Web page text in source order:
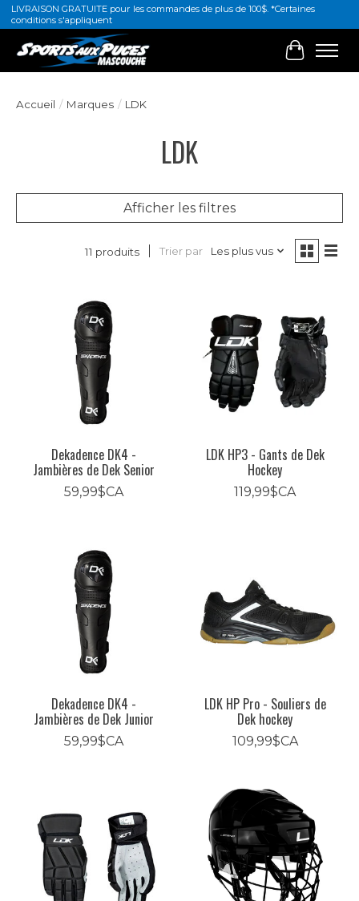
LIVRAISON GRATUITE pour les commandes de plus de 100$. *Certaines
conditions s'appliquent
Panier
Accueil / Marques / LDK
LDK
Afficher les filtres
11 produits Trier par Les plus vus
Dekadence DK4 -
Jambières de Dek Senior
59,99$CA
LDK HP3 - Gants de Dek
Hockey
119,99$CA
Dekadence DK4 -
Jambières de Dek Junior
59,99$CA
LDK HP Pro - Souliers de
Dek hockey
109,99$CA